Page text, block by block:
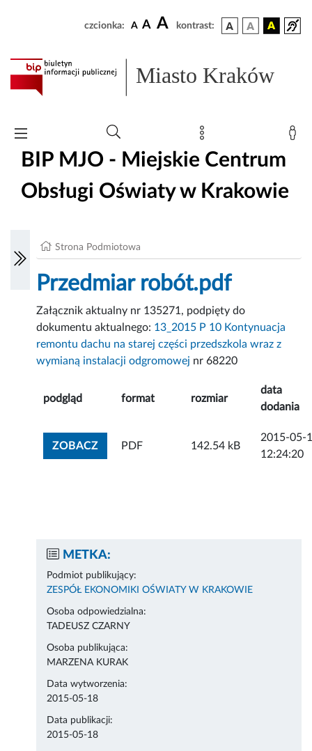
czcionka: A A A kontrast:
Miasto Kraków
BIP MJO - Miejskie Centrum
Obsługi Oświaty w Krakowie
Strona Podmiotowa
Przedmiar robót.pdf
Załącznik aktualny nr 135271, podpięty do
dokumentu aktualnego: 13_2015 P 10 Kontynuacja
remontu dachu na starej części przedszkola wraz z
wymianą instalacji odgromowej nr 68220
podgląd format rozmiar
data
dodania
ZOBACZZOBACZ ZAŁĄCZNIK
PDF 142.54 kB
2015-05-
12:24:20
METKA:
Podmiot publikujący:
ZESPÓŁ EKONOMIKI OŚWIATY W KRAKOWIE
Osoba odpowiedzialna:
TADEUSZ CZARNY
Osoba publikująca:
MARZENA KURAK
Data wytworzenia:
2015-05-18
Data publikacji:
2015-05-18